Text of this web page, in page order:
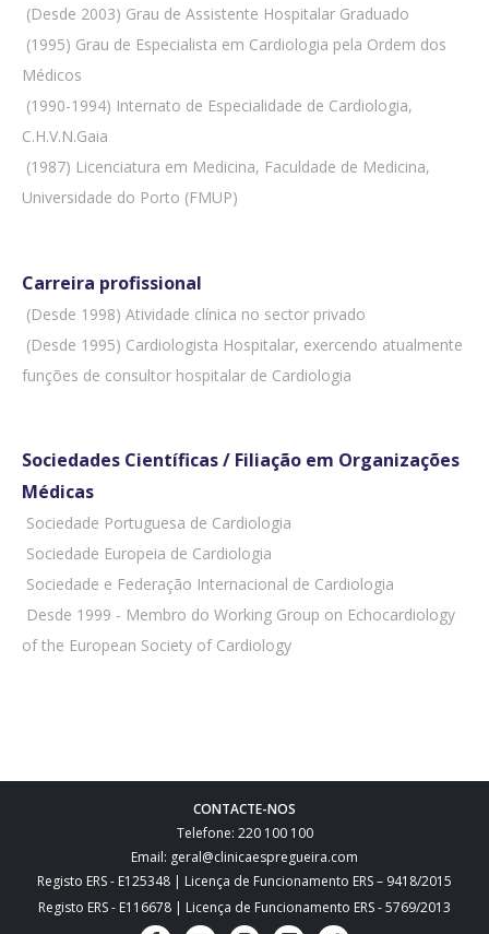
 (Desde 2003) Grau de Assistente Hospitalar Graduado
 (1995) Grau de Especialista em Cardiologia pela Ordem dos
Médicos
 (1990-1994) Internato de Especialidade de Cardiologia,
C.H.V.N.Gaia
 (1987) Licenciatura em Medicina, Faculdade de Medicina,
Universidade do Porto (FMUP)
Carreira profissional
 (Desde 1998) Atividade clínica no sector privado
 (Desde 1995) Cardiologista Hospitalar, exercendo atualmente
funções de consultor hospitalar de Cardiologia
Sociedades Científicas / Filiação em Organizações
Médicas
 Sociedade Portuguesa de Cardiologia
 Sociedade Europeia de Cardiologia
 Sociedade e Federação Internacional de Cardiologia
 Desde 1999 - Membro do Working Group on Echocardiology
of the European Society of Cardiology
CONTACTE-NOS
Telefone: 220 100 100
Email: geral@clinicaespregueira.com
Registo ERS - E125348 | Licença de Funcionamento ERS – 9418/2015
Registo ERS - E116678 | Licença de Funcionamento ERS - 5769/2013